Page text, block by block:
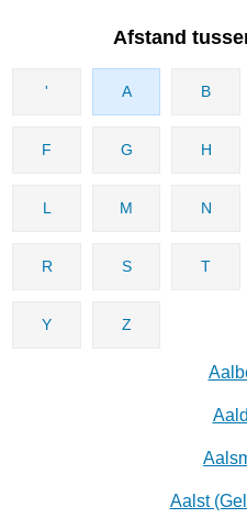
Afstand
' A B
F G H
L M N
R S T
Y Z
Aalst